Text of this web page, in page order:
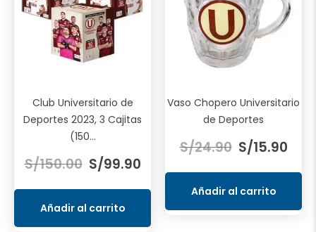
Club Universitario de
Deportes 2023, 3 Cajitas
(150...
S/150.00 precio
original
era:
S/99.90precio
actual
S/99.90.
Añadir al carrito
Vaso Chopero Universitario
de Deportes
S/24.90 precio
original
era:
S/15.90
S/
Añadir al carrito